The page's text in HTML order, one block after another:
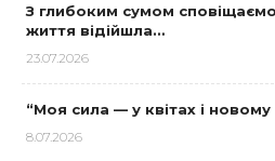
З глибоким сумом
життя відійшла…
23.07.2026
“Моя сила — у квітах і
8.07.2026